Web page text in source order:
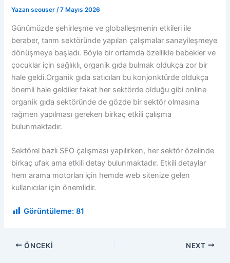
Yazan seouser/7 Mayıs 2026
Günümüzde şehirleşme ve globalleşmenin etkileri ile
beraber, tarım sektöründe yapılan çalışmalar sanayileşmeye
dönüşmeye başladı. Böyle bir ortamda özellikle bebekler ve
çocuklar için sağlıklı, organik gıda bulmak oldukça zor bir
hale geldi.Organik gıda satıcıları bu konjonktürde oldukça
önemli hale geldiler fakat her sektörde olduğu gibi online
organik gıda sektöründe de gözde bir sektör olmasına
rağmen yapılması gereken birkaç etkili çalışma
bulunmaktadır.
Sektörel bazlı SEO çalışması yapılırken, her sektör özelinde
birkaç ufak ama etkili detay bulunmaktadır. Etkili detaylar
hem arama motorları için hemde web sitenize gelen
kullanıcılar için önemlidir.
Görüntüleme: 81
ÖNCEKI NEXT